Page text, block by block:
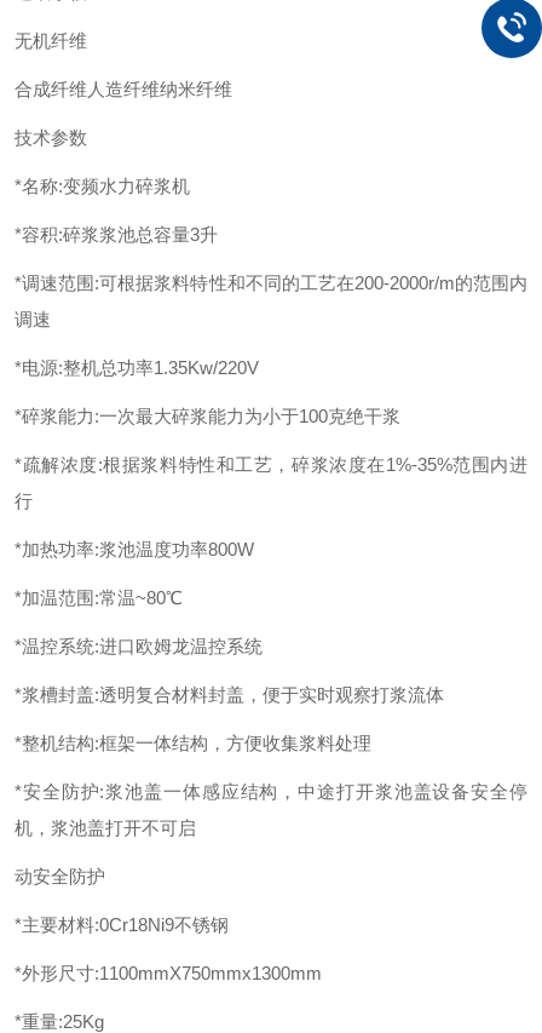
无机纤维
合成纤维人造纤维纳米纤维
技术参数
*名称:变频水力碎浆机
*容积:碎浆浆池总容量3升
*调速范围:可根据浆料特性和不同的工艺在200-2000r/m的范围内
调速
*电源:整机总功率1.35Kw/220V
*碎浆能力:一次最大碎浆能力为小于100克绝干浆
*疏解浓度:根据浆料特性和工艺，碎浆浓度在1%-35%范围内进
行
*加热功率:浆池温度功率800W
*加温范围:常温~80℃
*温控系统:进口欧姆龙温控系统
*浆槽封盖:透明复合材料封盖，便于实时观察打浆流体
*整机结构:框架一体结构，方便收集浆料处理
*安全防护:浆池盖一体感应结构，中途打开浆池盖设备安全停
机，浆池盖打开不可启
动安全防护
*主要材料:0Cr18Ni9不锈钢
*外形尺寸:1100mmX750mmx1300mm
*重量:25Kg